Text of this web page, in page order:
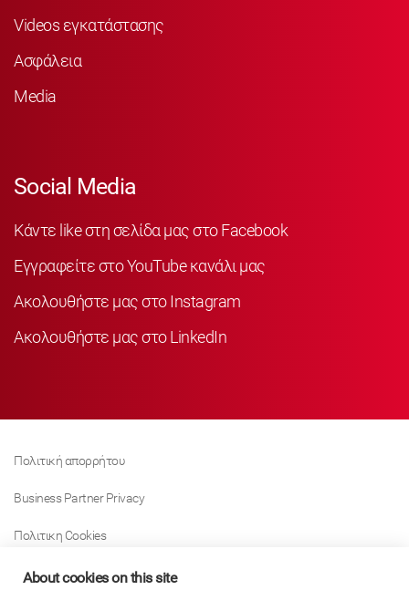
Videos εγκατάστασης
Ασφάλεια
Media
Social Media
Κάντε like στη σελίδα μας στο Facebook
Εγγραφείτε στο YouTube κανάλι μας
Ακολουθήστε μας στο Instagram
Ακολουθήστε μας στο LinkedIn
Πολιτική απορρήτου
Business Partner Privacy
Πολιτικη Cookies
Modern Slavery Act Policy
About cookies on this site